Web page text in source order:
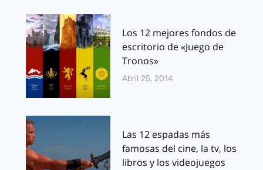
Los 12 mejores fondos de
escritorio de «Juego de
Tronos»
Abril 25, 2014
Las 12 espadas más
famosas del cine, la tv, los
libros y los videojuegos